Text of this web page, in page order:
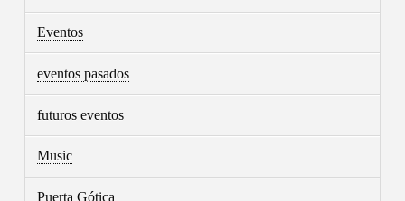
Eventos
eventos pasados
futuros eventos
Music
Puerta Gótica